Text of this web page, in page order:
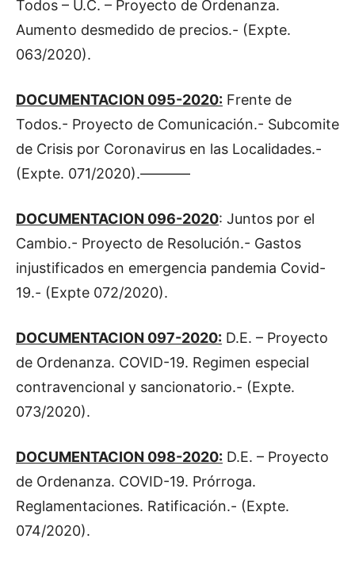
Todos – U.C. – Proyecto de Ordenanza.
Aumento desmedido de precios.- (Expte.
063/2020).
DOCUMENTACION 095-2020: Frente de
Todos.- Proyecto de Comunicación.- Subcomite
de Crisis por Coronavirus en las Localidades.-
(Expte. 071/2020).———–
DOCUMENTACION 096-2020: Juntos por el
Cambio.- Proyecto de Resolución.- Gastos
injustificados en emergencia pandemia Covid-
19.- (Expte 072/2020).
DOCUMENTACION 097-2020: D.E. – Proyecto
de Ordenanza. COVID-19. Regimen especial
contravencional y sancionatorio.- (Expte.
073/2020).
DOCUMENTACION 098-2020: D.E. – Proyecto
de Ordenanza. COVID-19. Prórroga.
Reglamentaciones. Ratificación.- (Expte.
074/2020).